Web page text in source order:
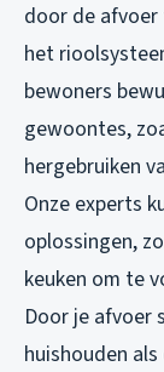
door de afvoer
het
bewoners
gewoontes,
hergebruiken
Onze experts
oplossingen,
keuken om te
Door je afvoer
huishouden